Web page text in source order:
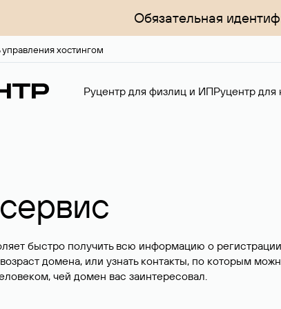
Обязательная
хостингом
Руцентр для физлиц и ИПРуцентр
быстро получить всю информацию о
домена, или узнать контакты, по которым
чей домен вас заинтересовал.